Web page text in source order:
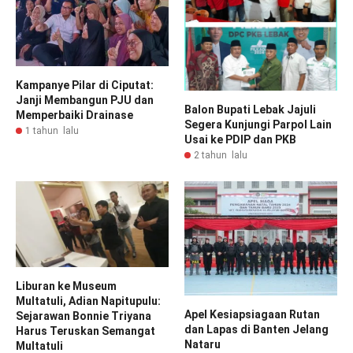
Kampanye Pilar di Ciputat:
Janji Membangun PJU dan
Memperbaiki Drainase
1 tahun lalu
Balon Bupati Lebak Jajuli
Segera Kunjungi Parpol Lain
Usai ke PDIP dan PKB
2 tahun lalu
Liburan ke Museum
Multatuli, Adian Napitupulu:
Sejarawan Bonnie Triyana
Harus Teruskan Semangat
Multatuli
Apel Kesiapsiagaan Rutan
dan Lapas di Banten Jelang
Nataru